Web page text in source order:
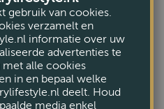
gebruik van cookies.
verzamelt en
informatie over uw
advertenties te
met alle cookies
in en bepaal welke
deelt. Houd
media enkel